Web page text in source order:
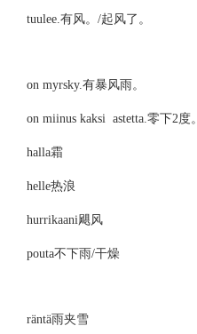
tuulee.有风。/起风了。
on myrsky.有暴风雨。
on miinus kaksi astetta.零下2度。
halla霜
helle热浪
hurrikaani飓风
pouta不下雨/干燥
räntä雨夹雪